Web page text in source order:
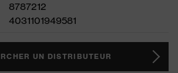
8787212
4031101949581
UN DISTRIBUTEUR